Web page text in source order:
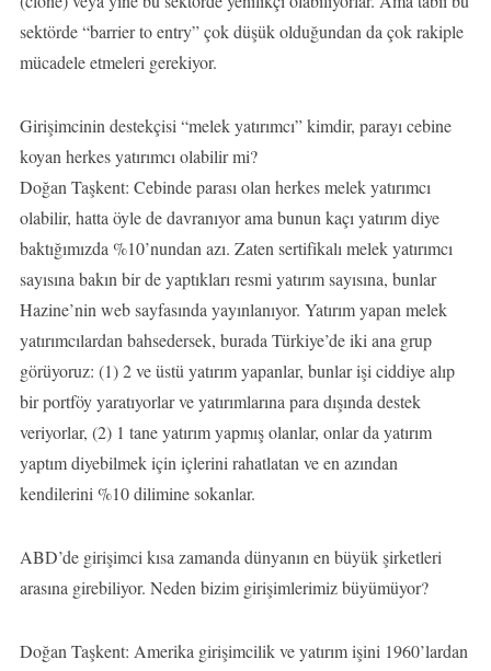
sektörde “barrier to entry” çok düşük olduğundan da çok rakiple
mücadele etmeleri gerekiyor.
Girişimcinin destekçisi “melek yatırımcı” kimdir, parayı cebine
koyan herkes yatırımcı olabilir mi?
Doğan Taşkent: Cebinde parası olan herkes melek yatırımcı
olabilir, hatta öyle de davranıyor ama bunun kaçı yatırım diye
baktığımızda %10’nundan azı. Zaten sertifikalı melek yatırımcı
sayısına bakın bir de yaptıkları resmi yatırım sayısına, bunlar
Hazine’nin web sayfasında yayınlanıyor. Yatırım yapan melek
yatırımcılardan bahsedersek, burada Türkiye’de iki ana grup
görüyoruz: (1) 2 ve üstü yatırım yapanlar, bunlar işi ciddiye alıp
bir portföy yaratıyorlar ve yatırımlarına para dışında destek
veriyorlar, (2) 1 tane yatırım yapmış olanlar, onlar da yatırım
yaptım diyebilmek için içlerini rahatlatan ve en azından
kendilerini %10 dilimine sokanlar.
ABD’de girişimci kısa zamanda dünyanın en büyük şirketleri
arasına girebiliyor. Neden bizim girişimlerimiz büyümüyor?
Doğan Taşkent: Amerika girişimcilik ve yatırım işini 1960’lardan